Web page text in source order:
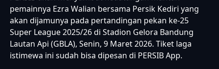
pemainnya Ezra Walian bersama Persik Kediri yang
akan dijamunya pada pertandingan pekan ke-25
Super League 2025/26 di Stadion Gelora Bandung
Lautan Api (GBLA), Senin, 9 Maret 2026. Tiket laga
istimewa ini sudah bisa dipesan di PERSIB App.